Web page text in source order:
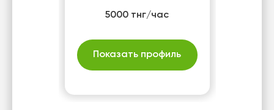
5000 тнг/час
Показать профиль